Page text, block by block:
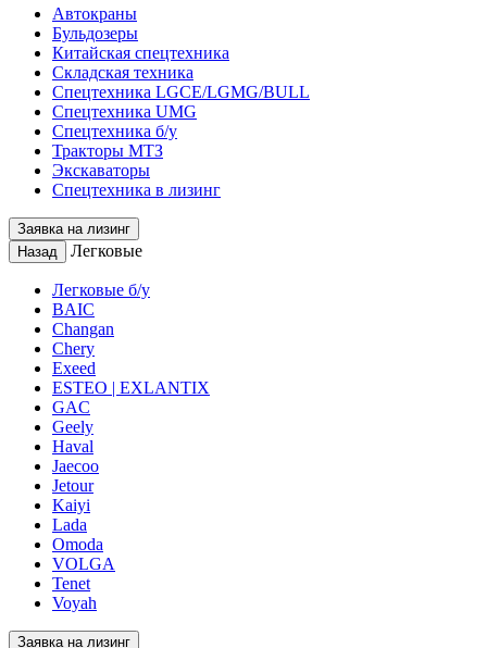
Автокраны
Бульдозеры
Китайская спецтехника
Складская техника
Спецтехника LGCE/LGMG/BULL
Спецтехника UMG
Спецтехника б/у
Тракторы МТЗ
Экскаваторы
Спецтехника в лизинг
Заявка на лизинг
Назад
Легковые
Легковые б/у
BAIC
Changan
Chery
Exeed
ESTEO | EXLANTIX
GAC
Geely
Haval
Jaecoo
Jetour
Kaiyi
Lada
Omoda
VOLGA
Tenet
Voyah
Заявка на лизинг